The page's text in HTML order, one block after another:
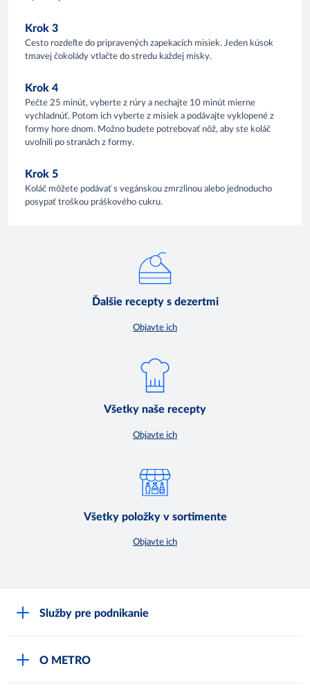
Krok 3
Cesto rozdeľte do pripravených zapekacích misiek. Jeden kúsok
tmavej čokolády vtlačte do stredu každej misky.
Krok 4
Pečte 25 minút, vyberte z rúry a nechajte 10 minút mierne
vychladnúť. Potom ich vyberte z misiek a podávajte vyklopené z
formy hore dnom. Možno budete potrebovať nôž, aby ste koláč
uvoľnili po stranách z formy.
Krok 5
Koláč môžete podávať s vegánskou zmrzlinou alebo jednoducho
posypať troškou práškového cukru.
Ďalšie recepty s dezertmi
Objavte ich
Všetky naše recepty
Objavte ich
Všetky položky v sortimente
Objavte ich
Služby pre podnikanie
O METRO